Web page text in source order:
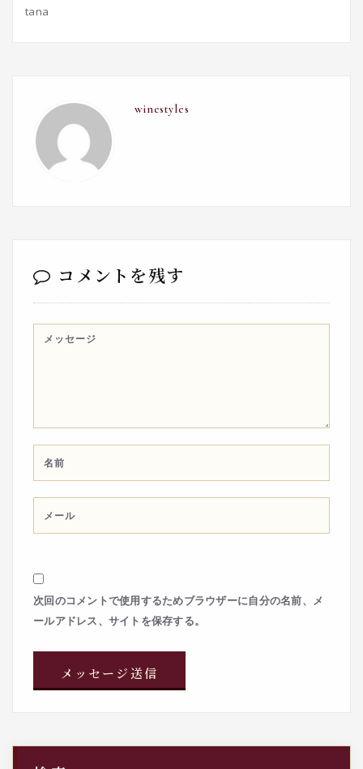
tana
winestyles
コメントを残す
次回のコメントで使用するためブラウザーに自分の名前、メ
ールアドレス、サイトを保存する。